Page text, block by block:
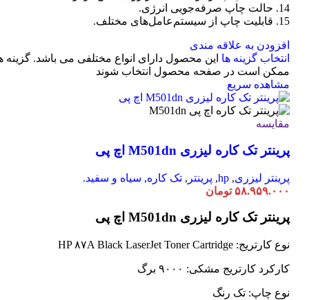
14. حالت چاپ صرفه‌جویی انرژی.
15. قابلیت چاپ از سیستم‌عامل‌های مختلف.
افزودن به علاقه مندی
انتخاب گزینه ها این محصول دارای انواع مختلفی می باشد. گزینه
ممکن است در صفحه محصول انتخاب شوند
مشاهده سریع
مقایسه
پرینتر تک کاره لیزری M501dn اچ پی
پرینتر لیزری,
hp
, پرینتر , تک کاره, سیاه و سفید.
۵۸.۹۵۹.۰۰۰ تومان
پرینتر تک کاره لیزری M501dn اچ پی
نوع کارتریج: HP ۸۷A Black LaserJet Toner Cartridge
کارکرد کارتریج مشکی: ۹۰۰۰ برگ
نوع چاپ: تک رنگ